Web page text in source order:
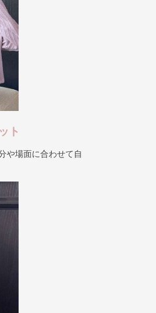
ト
や場面に合わせて自